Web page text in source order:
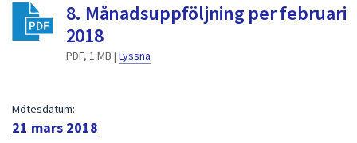
för
8. Månadsuppföljning per februari
2018
PDF, 1 MB | Lyssna
Mötesdatum:
21 mars 2018